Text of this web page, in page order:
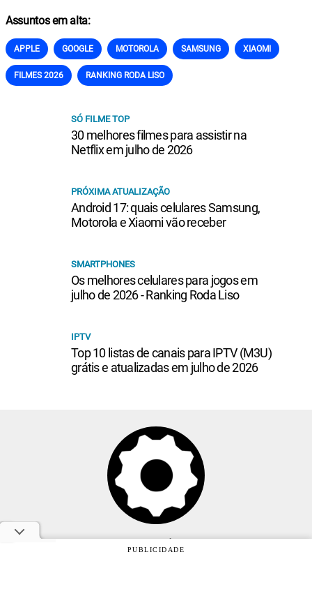
Assuntos em alta:
APPLE GOOGLE MOTOROLA SAMSUNG XIAOMI
FILMES 2026 RANKING RODA LISO
SÓ FILME TOP
30 melhores filmes para assistir na
Netflix em julho de 2026
PRÓXIMA ATUALIZAÇÃO
Android 17: quais celulares Samsung,
Motorola e Xiaomi vão receber
SMARTPHONES
Os melhores celulares para jogos em
julho de 2026 - Ranking Roda Liso
IPTV
Top 10 listas de canais para IPTV (M3U)
grátis e atualizadas em julho de 2026
Anuncie
PUBLICIDADE